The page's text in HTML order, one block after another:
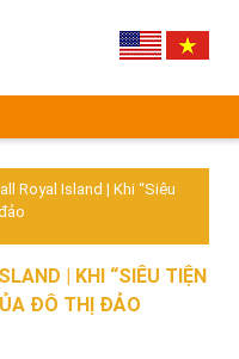
Royal Island | Khi “Siêu
| KHI “SIÊU TIỆN
ĐÔ THỊ ĐẢO